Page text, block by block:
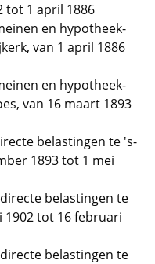
tot 1 april 1886
en hypotheek-
van 1 april 1886
en hypotheek-
van 16 maart 1893
belastingen te 's-
1893 tot 1 mei
belastingen te
1902 tot 16 februari
belastingen te